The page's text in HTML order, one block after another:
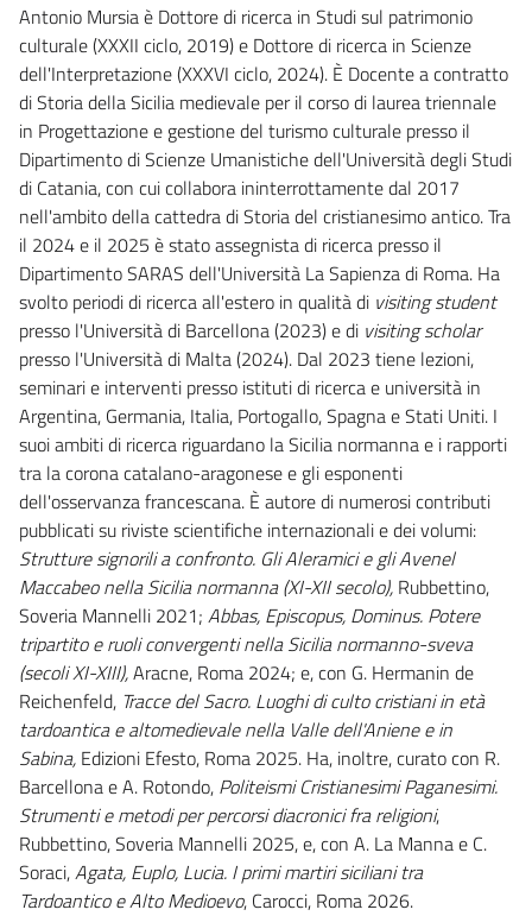
Antonio Mursia è Dottore di ricerca in Studi sul patrimonio
culturale (XXXII ciclo, 2019) e Dottore di ricerca in Scienze
dell'Interpretazione (XXXVI ciclo, 2024). È Docente a contratto
di Storia della Sicilia medievale per il corso di laurea triennale
in Progettazione e gestione del turismo culturale presso il
Dipartimento di Scienze Umanistiche dell'Università degli Studi
di Catania, con cui collabora ininterrottamente dal 2017
nell'ambito della cattedra di Storia del cristianesimo antico. Tra
il 2024 e il 2025 è stato assegnista di ricerca presso il
Dipartimento SARAS dell'Università La Sapienza di Roma. Ha
svolto periodi di ricerca all'estero in qualità di visiting student
presso l'Università di Barcellona (2023) e di visiting scholar
presso l'Università di Malta (2024). Dal 2023 tiene lezioni,
seminari e interventi presso istituti di ricerca e università in
Argentina, Germania, Italia, Portogallo, Spagna e Stati Uniti. I
suoi ambiti di ricerca riguardano la Sicilia normanna e i rapporti
tra la corona catalano-aragonese e gli esponenti
dell'osservanza francescana. È autore di numerosi contributi
pubblicati su riviste scientifiche internazionali e dei volumi:
Strutture signorili a confronto. Gli Aleramici e gli Avenel
Maccabeo nella Sicilia normanna (XI-XII secolo), Rubbettino,
Soveria Mannelli 2021; Abbas, Episcopus, Dominus. Potere
tripartito e ruoli convergenti nella Sicilia normanno-sveva
(secoli XI-XIII),Aracne, Roma 2024; e, con G. Hermanin de
Reichenfeld, Tracce del Sacro. Luoghi di culto cristiani in età
tardoantica e altomedievale nella Valle dell'Aniene e in
Sabina, Edizioni Efesto, Roma 2025. Ha, inoltre, curato con R.
Barcellona e A. Rotondo, Politeismi Cristianesimi Paganesimi.
Strumenti e metodi per percorsi diacronici fra religioni,
Rubbettino, Soveria Mannelli 2025, e, con A. La Manna e C.
Soraci,Agata, Euplo, Lucia. I primi martiri siciliani tra
Tardoantico e Alto Medioevo, Carocci, Roma 2026.